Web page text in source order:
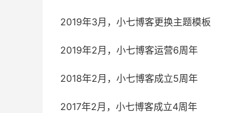
2019年3月，小七博客更换主题模板
2019年2月，小七博客运营6周年
2018年2月，小七博客成立5周年
2017年2月，小七博客成立4周年